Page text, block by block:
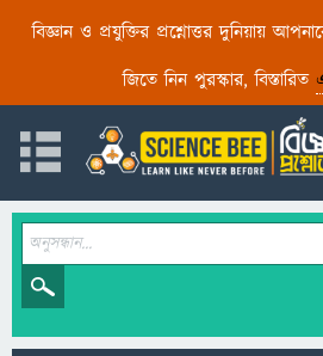
বিজ্ঞান ও প্রযুক্তির প্রশ্নোত্তর দুনিয়ায়
জিতে নিন পুরস্কার, বিস্তারিত